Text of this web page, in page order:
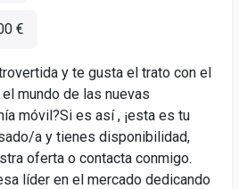
€
y te gusta el trato con el
mundo de las nuevas
móvil?Si es así , ¡esta es tu
a y tienes disponibilidad,
oferta o contacta conmigo.
líder en el mercado dedicando